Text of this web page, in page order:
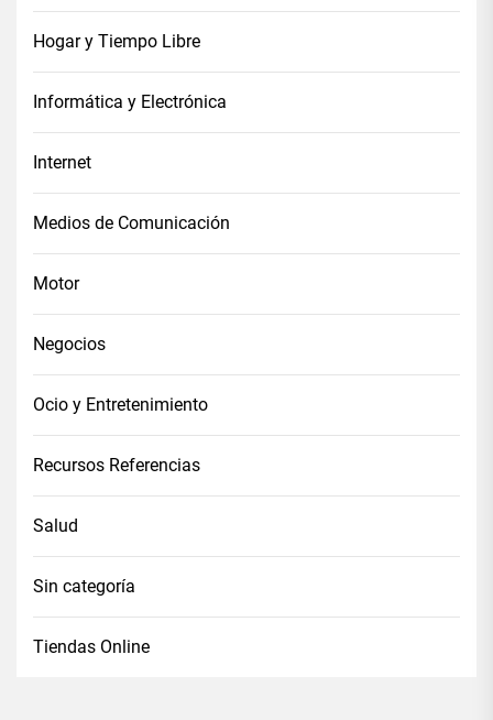
Hogar y Tiempo Libre
Informática y Electrónica
Internet
Medios de Comunicación
Motor
Negocios
Ocio y Entretenimiento
Recursos Referencias
Salud
Sin categoría
Tiendas Online